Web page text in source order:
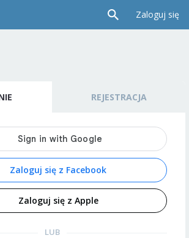
Zaloguj się
REJESTRACJA
Zaloguj się z Facebook
Zaloguj się z Apple
LUB